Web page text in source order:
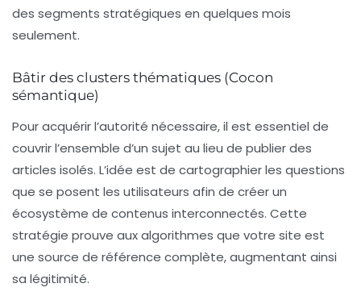
des segments stratégiques en quelques mois
seulement.
Bâtir des clusters thématiques (Cocon
sémantique)
Pour acquérir l’autorité nécessaire, il est essentiel de
couvrir l’ensemble d’un sujet au lieu de publier des
articles isolés. L’idée est de cartographier les questions
que se posent les utilisateurs afin de créer un
écosystème de contenus interconnectés. Cette
stratégie prouve aux algorithmes que votre site est
une source de référence complète, augmentant ainsi
sa légitimité.